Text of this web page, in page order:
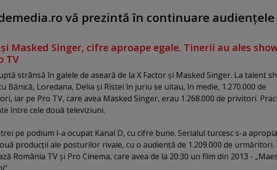
vă prezintă în continuare audienţele
Masked Singer, cifre aproape egale. Tinerii au ales
TV
strânsă în galele de aseară de la X Factor şi Masked Singer. La talent
Bănică, Loredana, Delia şi Ristei în juriu se uitau, în medie, 1.270.000 de
iar pe Pro TV, care avea Masked Singer, erau 1.268.000 de privitori.
între cele două televiziuni.
pe podium l-a ocupat Kanal D, cu cifre bune. Serialul turcesc s-a
producţii ale posturilor rivale, cu o audienţă de 1.209.000 de urmăritori.
România TV şi Pro Cinema, care avea de la 20:30 un film din 2013 -